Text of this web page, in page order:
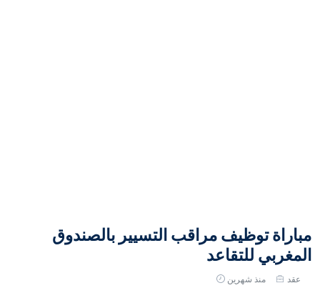
مباراة توظيف مراقب التسيير بالصندوق
المغربي للتقاعد
عقد منذ شهرين